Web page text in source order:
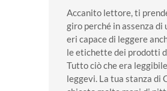
Accanito lettore, ti
giro perché in assenza di
eri capace di leggere
le etichette dei prodotti
Tutto ciò che era
leggevi. La tua stanza di